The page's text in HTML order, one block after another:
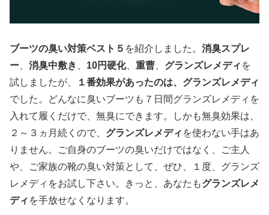
ブーツの臭い対策ベスト５ を紹介しました。 消臭スプレ
ー、 消臭中敷き 、 10円硬化、 重曹、 グランズレメディ を
試しましたが、
１番効果があったのは、グランズレメディ
でした。どんなに臭いブーツも７日間グランズレメディを
入れて履くだけで、無臭にできます。しかも無臭効果は、
２～３ヵ月続くので、 グランズレメディ を使わない手はあ
りません。ご自身のブーツの臭いだけではなく、ご主人
や、ご家族の靴の臭い対策として、ぜひ、１度、グランズ
レメディをお試し下さい。きっと、あなたもグランズレメ
ディ を手放せなくなります。